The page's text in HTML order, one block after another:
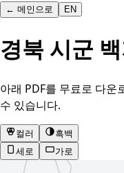
← 메인으로 EN
경북 시군
아래 PDF를 무료로 다운
수 있습니다.
컬러
흑백
세로
가로